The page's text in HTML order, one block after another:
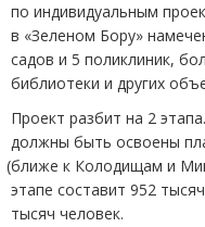
по индивидуальным
в «Зеленом Бору»
садов и 5 поликлиник,
библиотеки и других
Проект разбит на 2
должны быть освоены
(ближе к Колодищам и
этапе составит 952
тысяч человек.